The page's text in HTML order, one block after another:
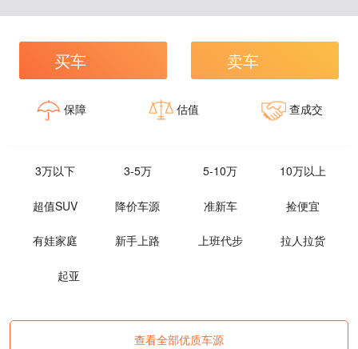
买车 卖车
保障 估值 查成交
3万以下 3-5万 5-10万 10万以上
超值SUV 降价车源 准新车 捡便宜
有娃家庭 新手上路 上班代步 拉人拉货
起亚
查看全部优质车源